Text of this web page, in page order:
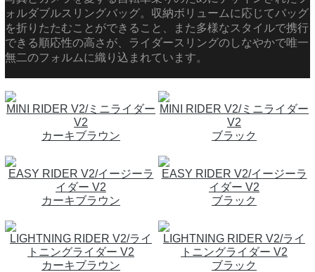
ォルダブルスリングバッグ。収納ボリュームに応じてバッグ
を折りたたむことができること、また多様なスタイルで携行
できる順応性の高さが、ライダースリングのしなやかで唯一
無二のフォルムに織り込まれています。
MINI RIDER V2/ミニライダー
V2
カーキブラウン
MINI RIDER V2/ミニライダー
V2
ブラック
EASY RIDER V2/イージーラ
イダー V2
カーキブラウン
EASY RIDER V2/イージーラ
イダー V2
ブラック
LIGHTNING RIDER V2/ライ
トニングライダー V2
カーキブラウン
LIGHTNING RIDER V2/ライ
トニングライダー V2
ブラック